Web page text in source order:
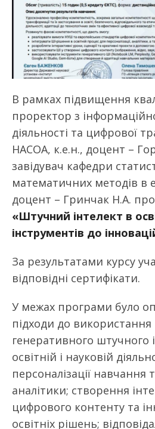
В рамках підвищення
проректор з
діяльності та цифрової
НАСОА, к.е.н., доцент –
завідувач кафедри
математичних методів в
доцент – Гринчак Н.А.
«Штучний інтелект в
інструментів до
За результатами курсу
відповідні сертифікати.
У межах програми було
підходи до використання
генеративного штучного
освітній і науковій
персоналізації навчання
аналітики; створення
цифрового контенту та
освітніх рішень;